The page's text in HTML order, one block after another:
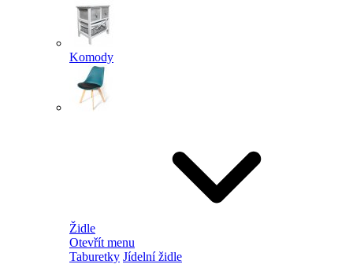
Komody
Židle
Otevřít menu
Taburetky Jídelní židle